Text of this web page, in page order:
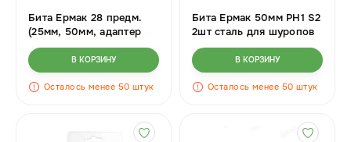
Бита Ермак 28 предм.
(25мм, 50мм, адаптер
60мм) 601-068
В КОРЗИНУ
Осталось менее 50 штук
Бита Ермак 50мм РН1 S2
2шт сталь для шуропов
601-051
В КОРЗИНУ
Осталось менее 50 штук